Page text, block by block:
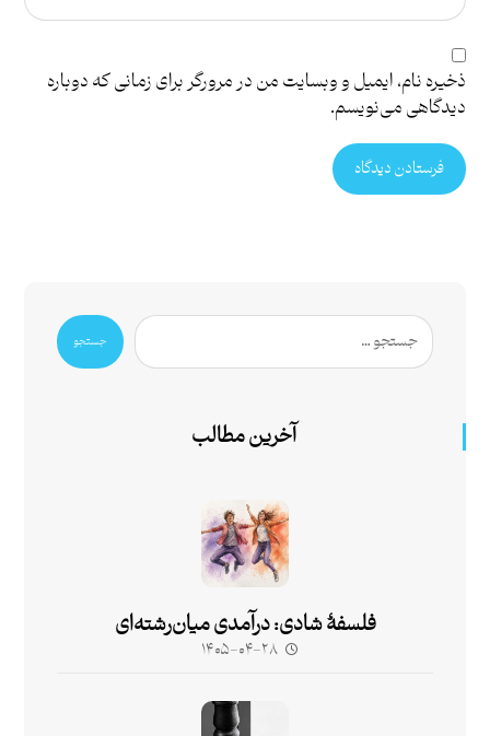
ذخیره نام، ایمیل و وبسایت من در مرورگر برای زمانی که دوباره
دیدگاهی می‌نویسم.
فرستادن دیدگاه
جستجو
آخرین مطالب
فلسفۀ شادی: درآمدی میان‌رشته‌ای
۱۴۰۵-۰۴-۲۸